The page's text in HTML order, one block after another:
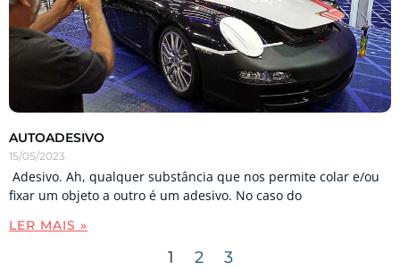
AUTOADESIVO
15/05/2023
Adesivo. Ah, qualquer substância que nos permite colar e/ou
fixar um objeto a outro é um adesivo. No caso do
LER MAIS »
1 2 3